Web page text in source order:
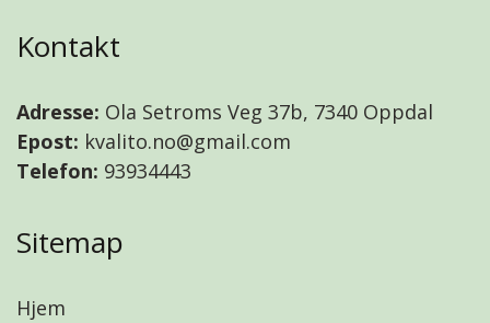
Kontakt
Adresse: Ola Setroms Veg 37b, 7340 Oppdal
Epost: kvalito.no@gmail.com
Telefon: 93934443
Sitemap
Hjem